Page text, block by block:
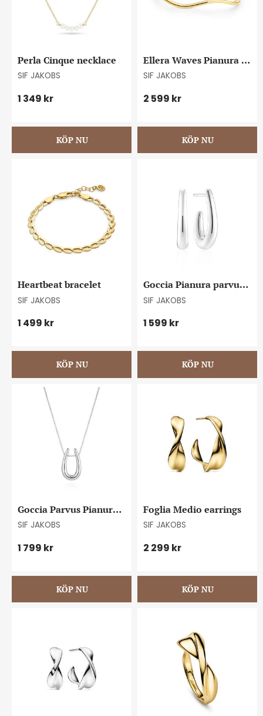
Perla Cinque necklace
SIF JAKOBS
1 349 kr
Ellera Waves Pianura
bangle
SIF JAKOBS
2 599 kr
Heartbeat bracelet
SIF JAKOBS
1 499 kr
Goccia Pianura parvus
earrings
SIF JAKOBS
1 599 kr
Goccia Parvus Pianura
necklace
SIF JAKOBS
1 799 kr
Foglia Medio earrings
SIF JAKOBS
2 299 kr